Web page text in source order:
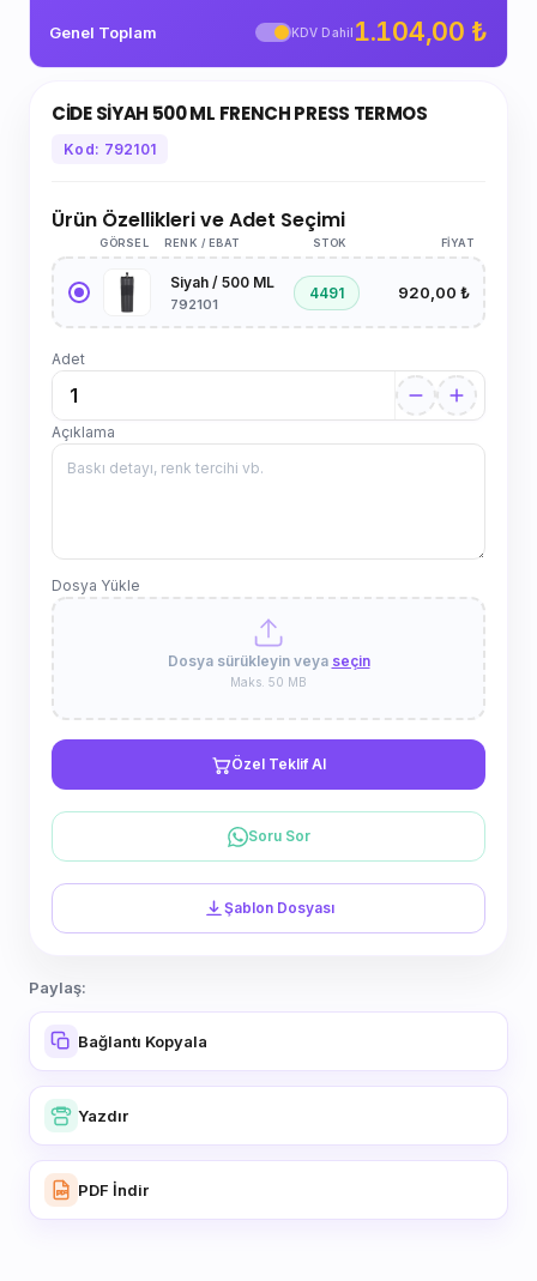
Genel Toplam KDV Dahil 1.104,00 ₺
CİDE SİYAH 500 ML FRENCH PRESS TERMOS
Kod: 792101
Ürün Özellikleri ve Adet Seçimi
GÖRSEL RENK / EBAT STOK FIYAT
Siyah / 500 ML
792101
4491 920,00 ₺
Adet
Açıklama
Dosya Yükle
Dosya sürükleyin veya seçin
Maks. 50 MB
Özel Teklif Al
Soru Sor
Şablon Dosyası
Paylaş:
Bağlantı Kopyala
Yazdır
PDF İndir